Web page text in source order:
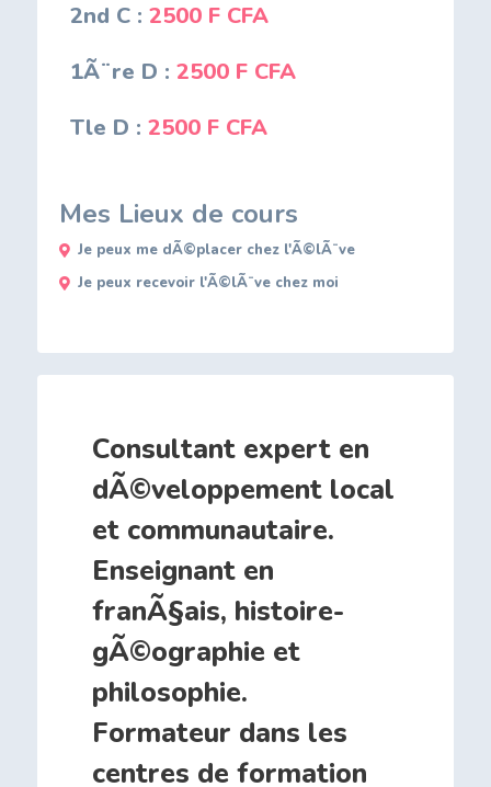
2nd C : 2500 F CFA
1Ã¨re D : 2500 F CFA
Tle D : 2500 F CFA
Mes Lieux de cours
Je peux me dÃ©placer chez l'Ã©lÃ¨ve
Je peux recevoir l'Ã©lÃ¨ve chez moi
Consultant expert en
dÃ©veloppement local
et communautaire.
Enseignant en
franÃ§ais, histoire-
gÃ©ographie et
philosophie.
Formateur dans les
centres de formation